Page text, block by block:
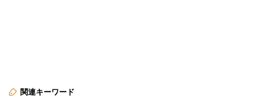
関連キーワード